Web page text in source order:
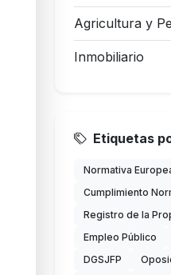
Agricultura y
Inmobiliario
Etiquetas
Normativa
Cumplimiento
Registro de la
Empleo Público
DGSJFP